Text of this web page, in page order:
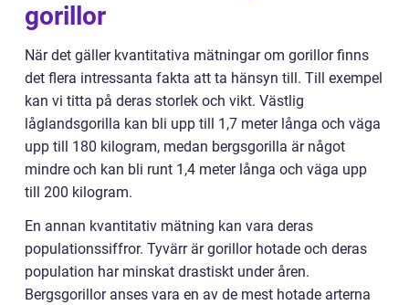
gorillor
När det gäller kvantitativa mätningar om gorillor finns
det flera intressanta fakta att ta hänsyn till. Till exempel
kan vi titta på deras storlek och vikt. Västlig
låglandsgorilla kan bli upp till 1,7 meter långa och väga
upp till 180 kilogram, medan bergsgorilla är något
mindre och kan bli runt 1,4 meter långa och väga upp
till 200 kilogram.
En annan kvantitativ mätning kan vara deras
populationssiffror. Tyvärr är gorillor hotade och deras
population har minskat drastiskt under åren.
Bergsgorillor anses vara en av de mest hotade arterna